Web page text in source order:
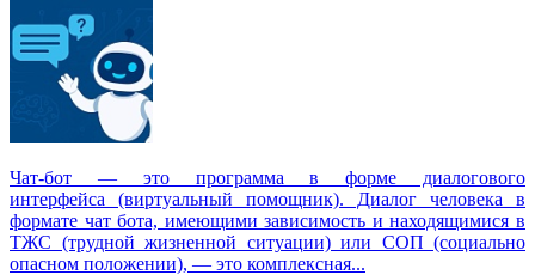
Чат-бот — это программа в форме диалогового
интерфейса (виртуальный помощник). Диалог человека в
формате чат бота, имеющими зависимость и находящимися в
ТЖС (трудной жизненной ситуации) или СОП (социально
опасном положении), — это комплексная...